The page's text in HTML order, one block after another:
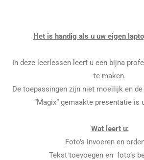
Het is handig als u uw eigen
In deze leerlessen leert u een bijna
te maken.
De toepassingen zijn niet moeilijk en
“Magix” gemaakte presentatie
Wat leert u:
Foto’s invoeren en
Tekst toevoegen en foto’s